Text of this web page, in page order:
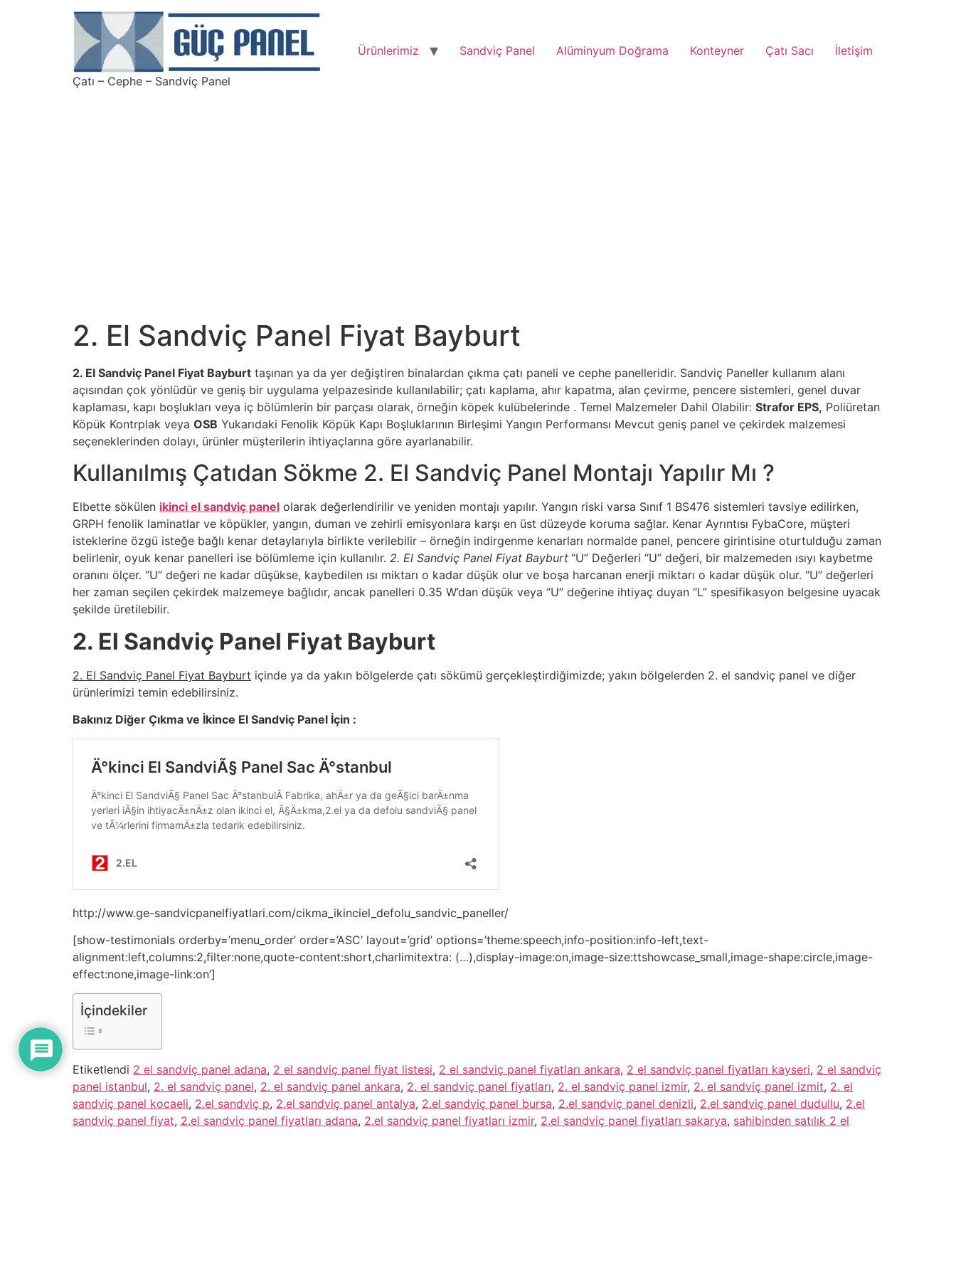
Çatı – Cephe – Sandviç Panel
Ürünlerimiz Sandviç Panel Alüminyum Doğrama Konteyner Çatı Sacı İletişim
2. El Sandviç Panel Fiyat Bayburt
2. El Sandviç Panel Fiyat Bayburt taşınan ya da yer değiştiren binalardan çıkma çatı paneli ve cephe panelleridir. Sandviç Paneller kullanım alanı
açısından çok yönlüdür ve geniş bir uygulama yelpazesinde kullanılabilir; çatı kaplama, ahır kapatma, alan çevirme, pencere sistemleri, genel duvar
kaplaması, kapı boşlukları veya iç bölümlerin bir parçası olarak, örneğin köpek kulübelerinde . Temel Malzemeler Dahil Olabilir: Strafor EPS, Poliüretan
Köpük Kontrplak veya OSB Yukarıdaki Fenolik Köpük Kapı Boşluklarının Birleşimi Yangın Performansı Mevcut geniş panel ve çekirdek malzemesi
seçeneklerinden dolayı, ürünler müşterilerin ihtiyaçlarına göre ayarlanabilir.
Kullanılmış Çatıdan Sökme 2. El Sandviç Panel Montajı Yapılır Mı ?
Elbette sökülen ikinci el sandviç panel olarak değerlendirilir ve yeniden montajı yapılır. Yangın riski varsa Sınıf 1 BS476 sistemleri tavsiye edilirken,
GRPH fenolik laminatlar ve köpükler, yangın, duman ve zehirli emisyonlara karşı en üst düzeyde koruma sağlar. Kenar Ayrıntısı FybaCore, müşteri
isteklerine özgü isteğe bağlı kenar detaylarıyla birlikte verilebilir – örneğin indirgenme kenarları normalde panel, pencere girintisine oturtulduğu zaman
belirlenir, oyuk kenar panelleri ise bölümleme için kullanılır. 2. El Sandviç Panel Fiyat Bayburt “U” Değerleri “U” değeri, bir malzemeden ısıyı kaybetme
oranını ölçer. “U” değeri ne kadar düşükse, kaybedilen ısı miktarı o kadar düşük olur ve boşa harcanan enerji miktarı o kadar düşük olur. “U” değerleri
her zaman seçilen çekirdek malzemeye bağlıdır, ancak panelleri 0.35 W’dan düşük veya “U” değerine ihtiyaç duyan “L” spesifikasyon belgesine uyacak
şekilde üretilebilir.
2. El Sandviç Panel Fiyat Bayburt
2. El Sandviç Panel Fiyat Bayburt içinde ya da yakın bölgelerde çatı sökümü gerçekleştirdiğimizde; yakın bölgelerden 2. el sandviç panel ve diğer
ürünlerimizi temin edebilirsiniz.
Bakınız Diğer Çıkma ve İkince El Sandviç Panel İçin :
http://www.ge-sandvicpanelfiyatlari.com/cikma_ikinciel_defolu_sandvic_paneller/
[show-testimonials orderby=’menu_order’ order=’ASC’ layout=’grid’ options=’theme:speech,info-position:info-left,text-
alignment:left,columns:2,filter:none,quote-content:short,charlimitextra: (…),display-image:on,image-size:ttshowcase_small,image-shape:circle,image-
effect:none,image-link:on’]
İçindekiler
Etiketlendi 2 el sandviç panel adana, 2 el sandviç panel fiyat listesi, 2 el sandviç panel fiyatları ankara, 2 el sandviç panel fiyatları kayseri, 2 el sandviç
panel istanbul, 2. el sandviç panel, 2. el sandviç panel ankara, 2. el sandviç panel fiyatları, 2. el sandviç panel izmir, 2. el sandviç panel izmit, 2. el
sandviç panel kocaeli, 2.el sandviç p, 2.el sandviç panel antalya, 2.el sandviç panel bursa, 2.el sandviç panel denizli, 2.el sandviç panel dudullu, 2.el
sandviç panel fiyat, 2.el sandviç panel fiyatları adana, 2.el sandviç panel fiyatları izmir, 2.el sandviç panel fiyatları sakarya, sahibinden satılık 2 el